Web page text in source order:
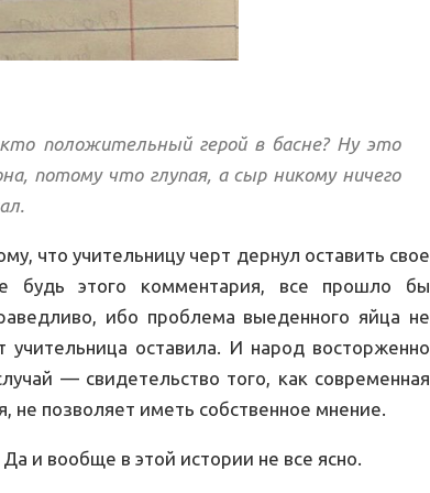
положительный герой в басне? Ну это
потому что глупая, а сыр никому ничего
что учительницу черт дернул оставить свое
будь этого комментария, все прошло бы
ибо проблема выеденного яйца не
оставила. И народ восторженно
— свидетельство того, как современная
позволяет иметь собственное мнение.
и вообще в этой истории не все ясно.